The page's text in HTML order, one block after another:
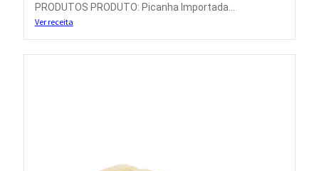
PRODUTOS PRODUTO: Picanha Importada...
Ver receita